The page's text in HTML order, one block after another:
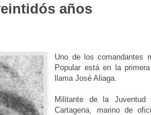
años
Uno de los comandantes
Popular está en la
llama José Aliaga.
Militante de la Juventud
Cartagena, marino de